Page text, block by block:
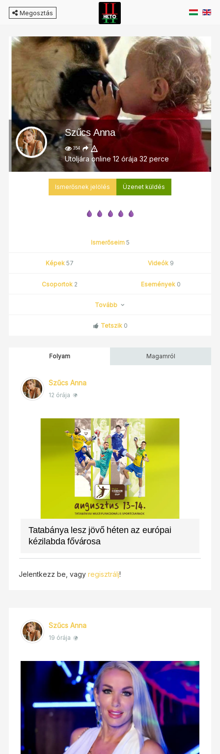
Megosztás
Szűcs Anna
354
Utoljára online 12 órája 32 perce
Ismerősnek jelölés Üzenet küldés
Ismerőseim 5
Képek 57 Videók 9
Csoportok 2 Események 0
Tovább
Tetszik 0
Folyam Magamról
Szűcs Anna
12 órája
Tatabánya lesz jövő héten az európai
kézilabda fővárosa
Jelentkezz be, vagy regisztrálj!
Szűcs Anna
19 órája